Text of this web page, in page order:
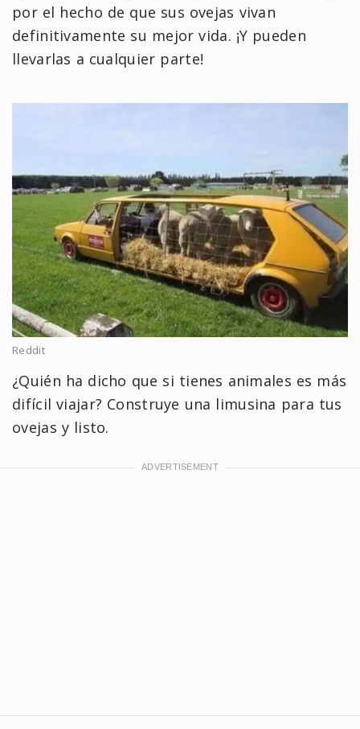
por el hecho de que sus ovejas vivan
definitivamente su mejor vida. ¡Y pueden
llevarlas a cualquier parte!
Reddit
¿Quién ha dicho que si tienes animales es más
difícil viajar? Construye una limusina para tus
ovejas y listo.